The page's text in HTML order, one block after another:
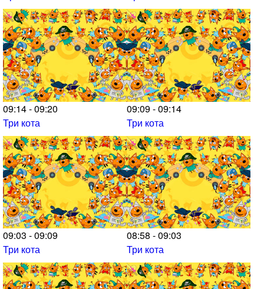
09:14 - 09:20
Три кота
09:09 - 09:14
Три кота
09:03 - 09:09
Три кота
08:58 - 09:03
Три кота